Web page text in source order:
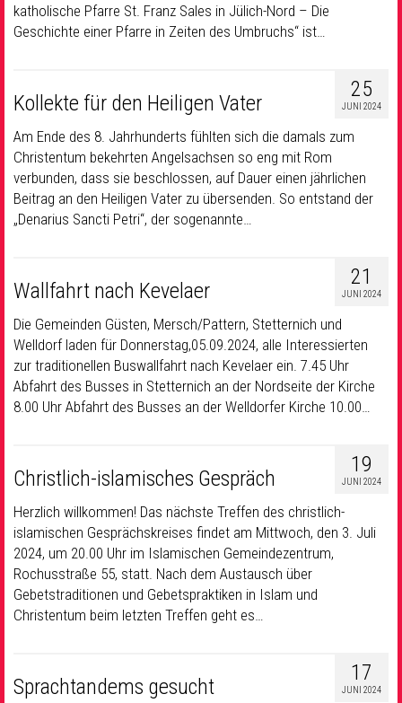
katholische Pfarre St. Franz Sales in Jülich-Nord – Die
Geschichte einer Pfarre in Zeiten des Umbruchs“ ist…
25
JUNI 2024
Kollekte für den Heiligen Vater
Am Ende des 8. Jahrhunderts fühlten sich die damals zum
Christentum bekehrten Angelsachsen so eng mit Rom
verbunden, dass sie beschlossen, auf Dauer einen jährlichen
Beitrag an den Heiligen Vater zu übersenden. So entstand der
„Denarius Sancti Petri“, der sogenannte…
21
JUNI 2024
Wallfahrt nach Kevelaer
Die Gemeinden Güsten, Mersch/Pattern, Stetternich und
Welldorf laden für Donnerstag,05.09.2024, alle Interessierten
zur traditionellen Buswallfahrt nach Kevelaer ein. 7.45 Uhr
Abfahrt des Busses in Stetternich an der Nordseite der Kirche
8.00 Uhr Abfahrt des Busses an der Welldorfer Kirche 10.00…
19
JUNI 2024
Christlich-islamisches Gespräch
Herzlich willkommen! Das nächste Treffen des christlich-
islamischen Gesprächskreises findet am Mittwoch, den 3. Juli
2024, um 20.00 Uhr im Islamischen Gemeindezentrum,
Rochusstraße 55, statt. Nach dem Austausch über
Gebetstraditionen und Gebetspraktiken in Islam und
Christentum beim letzten Treffen geht es…
17
JUNI 2024
Sprachtandems gesucht